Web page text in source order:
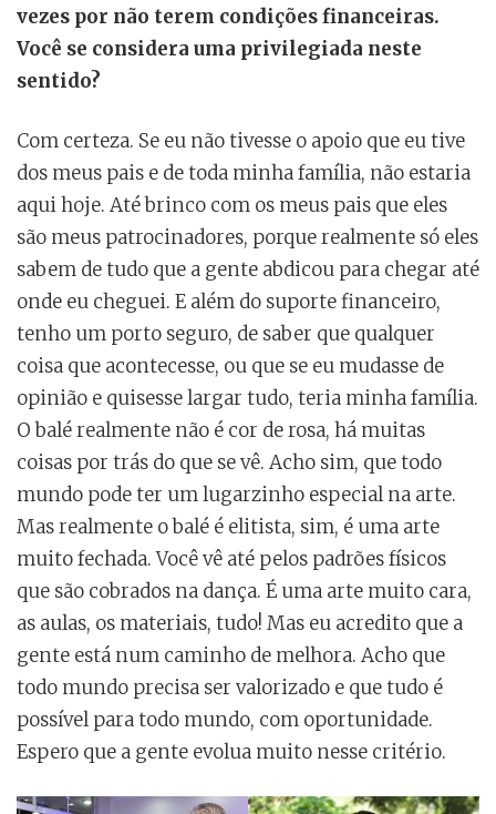
vezes por não terem condições financeiras.
Você se considera uma privilegiada neste
sentido?
Com certeza. Se eu não tivesse o apoio que eu tive
dos meus pais e de toda minha família, não estaria
aqui hoje. Até brinco com os meus pais que eles
são meus patrocinadores, porque realmente só eles
sabem de tudo que a gente abdicou para chegar até
onde eu cheguei. E além do suporte financeiro,
tenho um porto seguro, de saber que qualquer
coisa que acontecesse, ou que se eu mudasse de
opinião e quisesse largar tudo, teria minha família.
O balé realmente não é cor de rosa, há muitas
coisas por trás do que se vê. Acho sim, que todo
mundo pode ter um lugarzinho especial na arte.
Mas realmente o balé é elitista, sim, é uma arte
muito fechada. Você vê até pelos padrões físicos
que são cobrados na dança. É uma arte muito cara,
as aulas, os materiais, tudo! Mas eu acredito que a
gente está num caminho de melhora. Acho que
todo mundo precisa ser valorizado e que tudo é
possível para todo mundo, com oportunidade.
Espero que a gente evolua muito nesse critério.